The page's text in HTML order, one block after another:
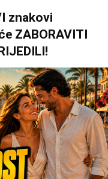
znakovi
ZABORAVITI